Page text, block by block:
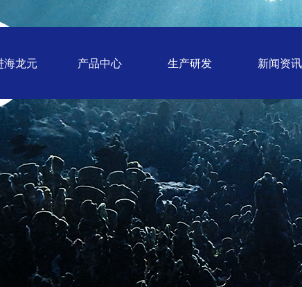
海龙元 产品中心 生产研发 新闻资讯